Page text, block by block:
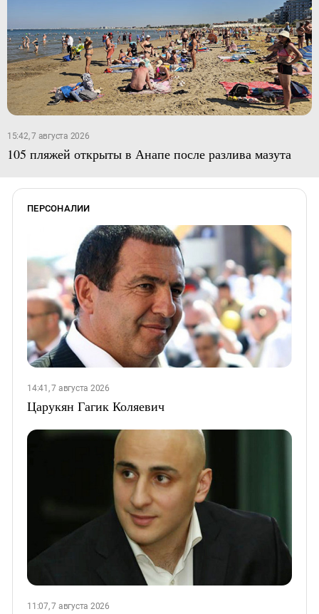
15:42, 7 августа 2026
105 пляжей открыты в Анапе после разлива мазута
ПЕРСОНАЛИИ
14:41, 7 августа 2026
Царукян Гагик Коляевич
11:07, 7 августа 2026